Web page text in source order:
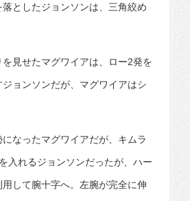
としたジョンソンは、三角絞め
見せたマグワイアは、ロー2発を
ョンソンだが、マグワイアはシ
なったマグワイアだが、キムラ
入れるジョンソンだったが、ハー
して腕十字へ。左腕が完全に伸